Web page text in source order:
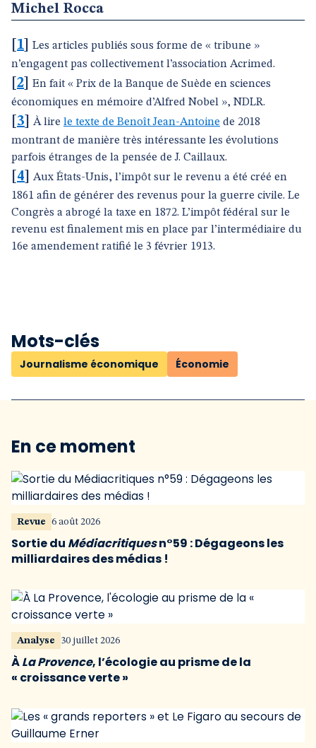
Michel Rocca
1
Les articles publiés sous forme de « tribune »
n’engagent pas collectivement l’association Acrimed.
2
En fait « Prix de la Banque de Suède en sciences
économiques en mémoire d’Alfred Nobel », NDLR.
3 À lire le texte de Benoît Jean-Antoine de 2018
montrant de manière très intéressante les évolutions
parfois étranges de la pensée de J. Caillaux.
4
Aux États-Unis, l’impôt sur le revenu a été créé en
1861 afin de générer des revenus pour la guerre civile. Le
Congrès a abrogé la taxe en 1872. L’impôt fédéral sur le
revenu est finalement mis en place par l’intermédiaire du
16e amendement ratifié le 3 février 1913.
Mots-clés
Journalisme économique Économie
En ce moment
Revue 6 août 2026
Sortie du Médiacritiquesn°59 : Dégageons les
milliardaires des médias !
Analyse 30 juillet 2026
ÀLa Provence, l’écologie au prisme de la
« croissance verte »